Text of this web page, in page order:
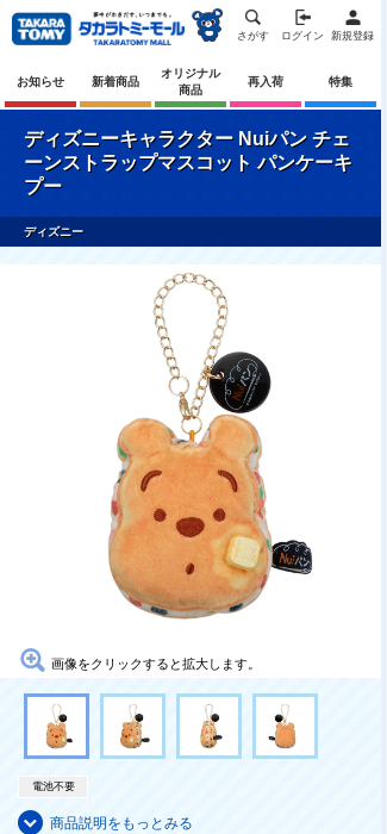
さがす ログイン 新規登録
お知らせ 新着商品
オリジナル
商品
再入荷 特集
ディズニーキャラクター Nuiパン チェ
ーンストラップマスコット パンケーキ
プー
ディズニー
画像をクリックすると拡大します。
電池不要
商品説明をもっとみる